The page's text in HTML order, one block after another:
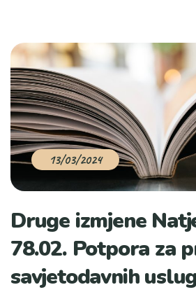
13/03/2024
Druge izmjene
78.02. Potpora za
savjetodavnih